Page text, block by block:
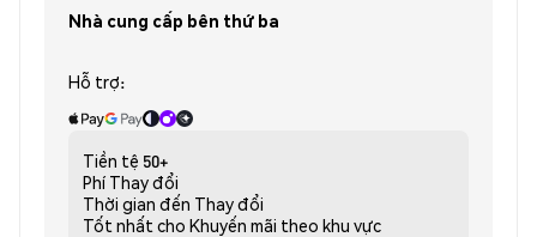
Nhà cung cấp bên thứ ba
Hỗ trợ:
Tiền tệ 50+
Phí Thay đổi
Thời gian đến Thay đổi
Tốt nhất cho Khuyến mãi theo khu vực